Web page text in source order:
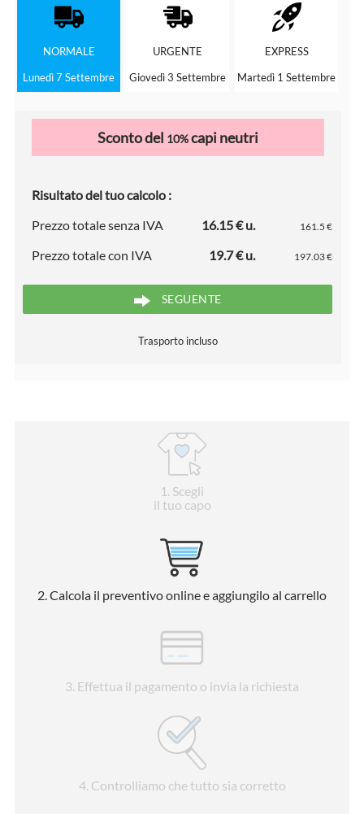
NORMALE
Lunedì 7 Settembre
URGENTE
Giovedì 3 Settembre
EXPRESS
Martedì 1 Settembre
Sconto del 10%capi neutri
Risultato del tuo calcolo :
Prezzo totale senza IVA
16.15 € u. 161.5 €
Prezzo totale con IVA 19.7 € u. 197.03 €
SEGUENTE
Trasporto incluso
1 . Scegli
il tuo capo
2. Calcola il preventivo online e aggiungilo al carrello
3 . Effettua il pagamento o invia la richiesta
4. Controlliamo che tutto sia corretto